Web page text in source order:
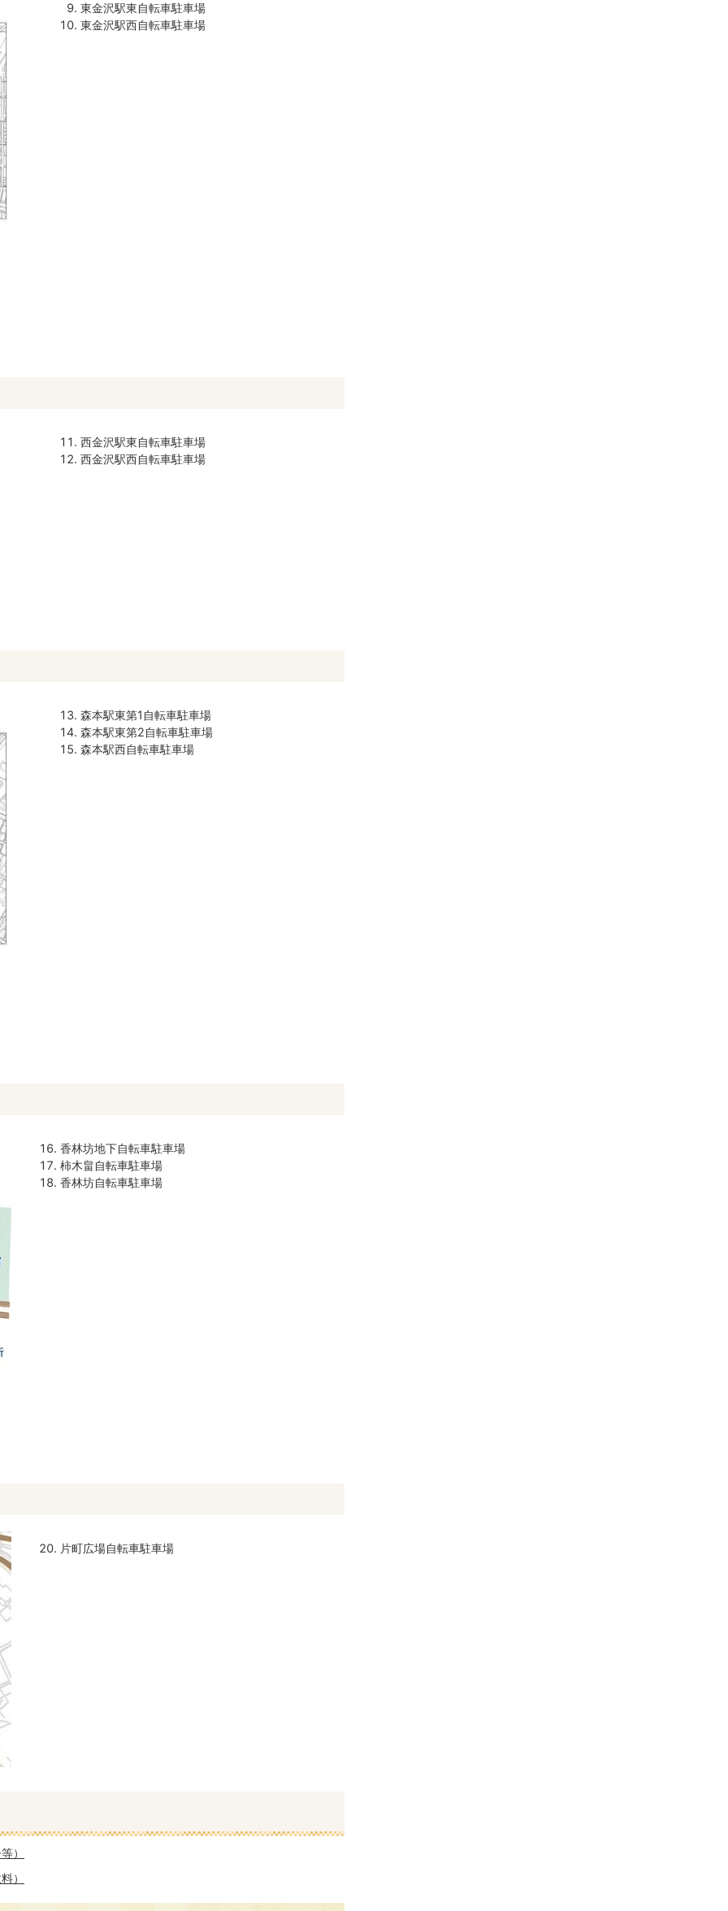
東金沢駅東自転車駐車場
東金沢駅西自転車駐車場
西金沢駅東自転車駐車場
西金沢駅西自転車駐車場
森本駅東第1自転車駐車場
森本駅東第2自転車駐車場
森本駅西自転車駐車場
香林坊地下自転車駐車場
柿木畠自転車駐車場
香林坊自転車駐車場
片町広場自転車駐車場
）
）